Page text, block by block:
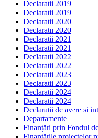
Declaratii 2019
Declaratii 2019
Declaratii 2020
Declaratii 2020
Declaratii 2021
Declaratii 2021
Declaratii 2022
Declaratii 2022
Declaratii 2023
Declaratii 2023
Declaratii 2024
Declaratii 2024
Declaratii de avere si
Departamente
Finanțări prin Fondul
Finanțările proiectelor